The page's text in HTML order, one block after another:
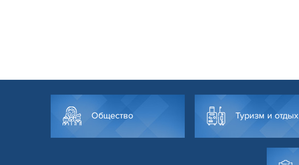
Общество Туризм и отдых